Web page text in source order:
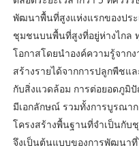
พัฒนาพื้นที่สูงแห่งแรกของประ
ชุมชนบนพื้นที่สูงที่อยู่ห่างไกล
โอกาสโดยนำองค์ความรู้จา
สร้างรายได้จากการปลูกพืชแ
กับสิ่งแวดล้อม การต่อยอดภู
มีเอกลักษณ์ รวมทั้งการบูรณา
โครงสร้างพื้นฐานที่จำเป็นกั
จึงเป็นต้นแบบของการพัฒนาที่